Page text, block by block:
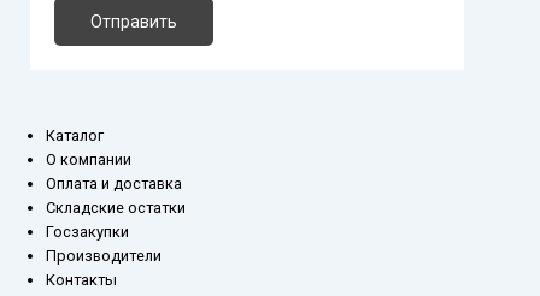
Отправить
Каталог
О компании
Оплата и доставка
Складские остатки
Госзакупки
Производители
Контакты